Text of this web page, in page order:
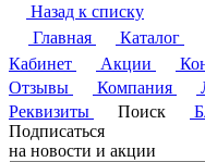
Назад к списку
Главная
Каталог
Кабинет
Акции
Отзывы
Компания
Реквизиты
Поиск
Подписаться
на новости и акции